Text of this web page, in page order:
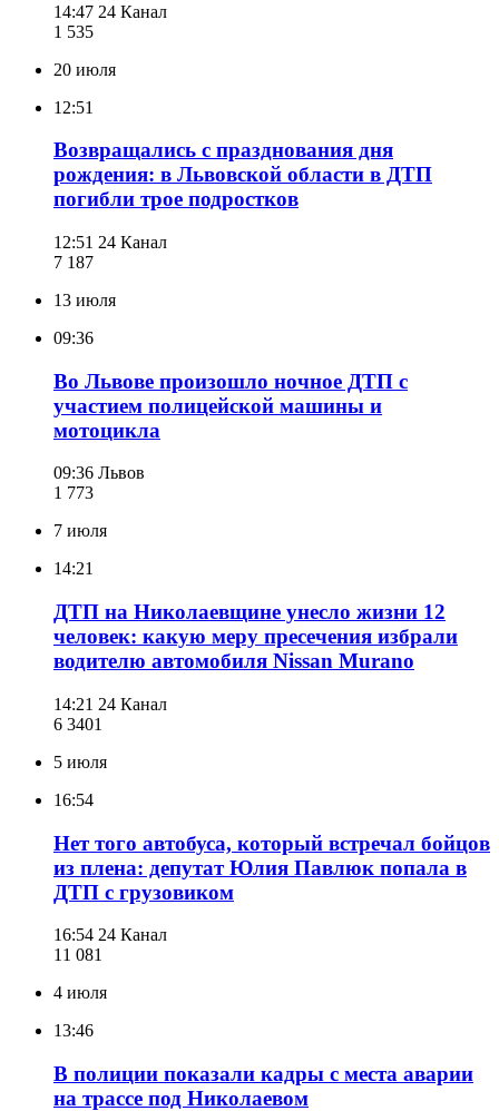
14:47 24 Канал
1 535
20 июля
12:51
Возвращались с празднования дня
рождения: в Львовской области в ДТП
погибли трое подростков
12:51 24 Канал
7 187
13 июля
09:36
Во Львове произошло ночное ДТП с
участием полицейской машины и
мотоцикла
09:36 Львов
1 773
7 июля
14:21
ДТП на Николаевщине унесло жизни 12
человек: какую меру пресечения избрали
водителю автомобиля Nissan Murano
14:21 24 Канал
6 3401
5 июля
16:54
Нет того автобуса, который встречал бойцов
из плена: депутат Юлия Павлюк попала в
ДТП с грузовиком
16:54 24 Канал
11 081
4 июля
13:46
В полиции показали кадры с места аварии
на трассе под Николаевом